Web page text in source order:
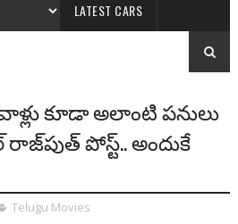
LATEST CARS
వాళ్లు కూడా అలాంటి పనులు
పోస్ట్.. అందుకే
Telugu Movies